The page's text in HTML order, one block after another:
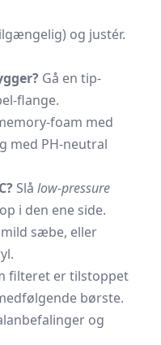
og justér.
Gå en tip-
flange.
foam med
med PH-neutral
Slå low-pressure
i den ene side.
sæbe, eller
filteret er tilstoppet
børste.
og